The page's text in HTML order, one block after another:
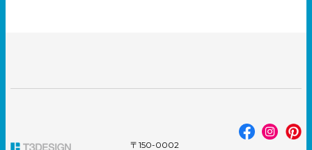
〒150-0002